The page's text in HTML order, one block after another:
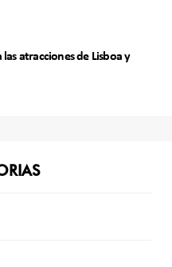
las atracciones de Lisboa y